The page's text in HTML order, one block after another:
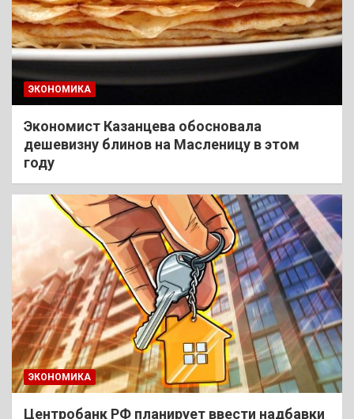
ЭКОНОМИКА
Экономист Казанцева обосновала
дешевизну блинов на Масленицу в этом
году
ЭКОНОМИКА
Центробанк РФ планирует ввести надбавки